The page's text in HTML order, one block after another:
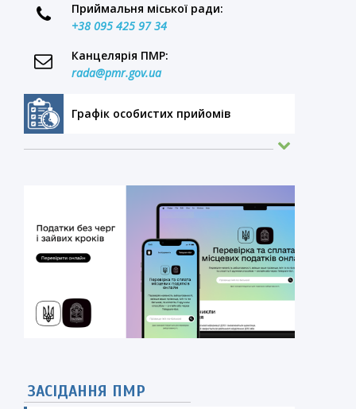
Приймальня міської ради:
+38 095 425 97 34
Канцелярія ПМР:
rada@pmr.gov.ua
Графік особистих прийомів
ЗАСІДАННЯ ПМР